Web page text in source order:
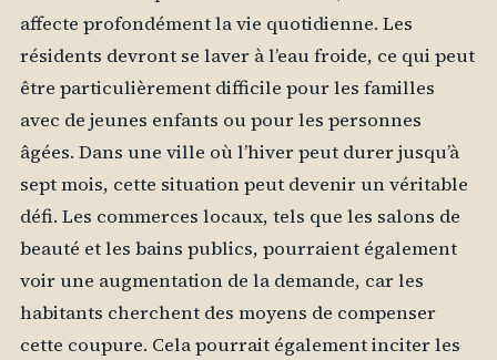
affecte profondément la vie quotidienne. Les
résidents devront se laver à l’eau froide, ce qui peut
être particulièrement difficile pour les familles
avec de jeunes enfants ou pour les personnes
âgées. Dans une ville où l’hiver peut durer jusqu’à
sept mois, cette situation peut devenir un véritable
défi. Les commerces locaux, tels que les salons de
beauté et les bains publics, pourraient également
voir une augmentation de la demande, car les
habitants cherchent des moyens de compenser
cette coupure. Cela pourrait également inciter les